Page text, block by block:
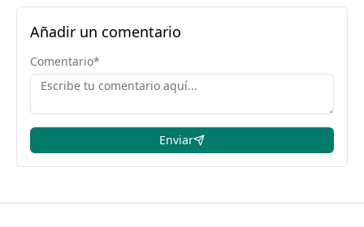
Añadir un comentario
Comentario*
Enviar